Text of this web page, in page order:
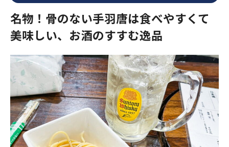
名物！骨のない手羽唐は食べやすくて
美味しい、お酒のすすむ逸品